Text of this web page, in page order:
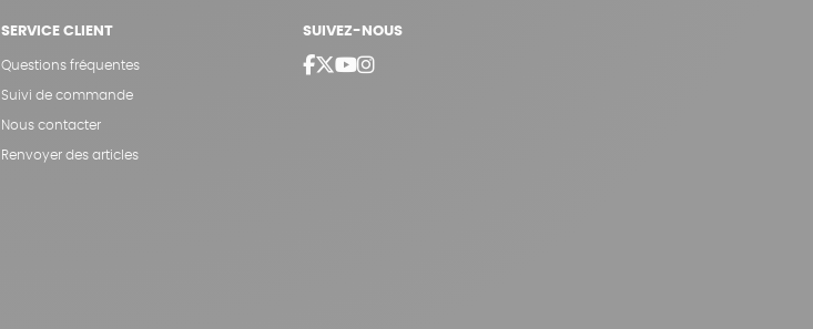
SERVICE CLIENT
Questions fréquentes
Suivi de commande
Nous contacter
Renvoyer des articles
SUIVEZ-NOUS